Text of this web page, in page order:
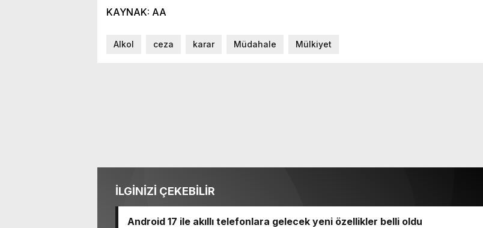
KAYNAK: AA
Alkol ceza karar Müdahale Mülkiyet
İLGİNİZİ ÇEKEBİLİR
Android 17 ile akıllı telefonlara gelecek yeni özellikler belli oldu